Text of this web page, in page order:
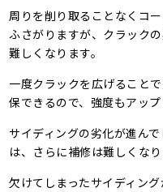
周りを削り取ることなくコ
ふさがりますが、クラック
難しくなります。
一度クラックを広げること
保できるので、強度もアッ
サイディングの劣化が進ん
は、さらに補修は難しくなり
欠けてしまったサイディン